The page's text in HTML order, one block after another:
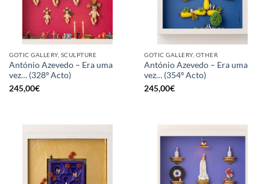
GOTIC GALLERY, SCULPTURE
António Azevedo – Era uma
vez… (328º Acto)
245,00€
GOTIC GALLERY, OTHER
António Azevedo – Era uma
vez… (354º Acto)
245,00€